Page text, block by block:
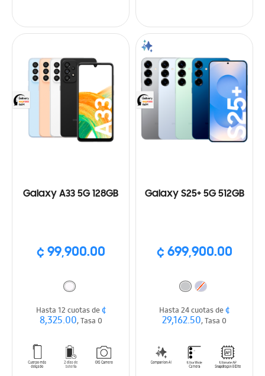
Galaxy A33 5G 128GB
¢ 99,900.00
Hasta 12 cuotas de¢
8,325.00, Tasa 0
Galaxy S25+ 5G 512GB
¢ 699,900.00
Hasta 24 cuotas de¢
29,162.50, Tasa 0